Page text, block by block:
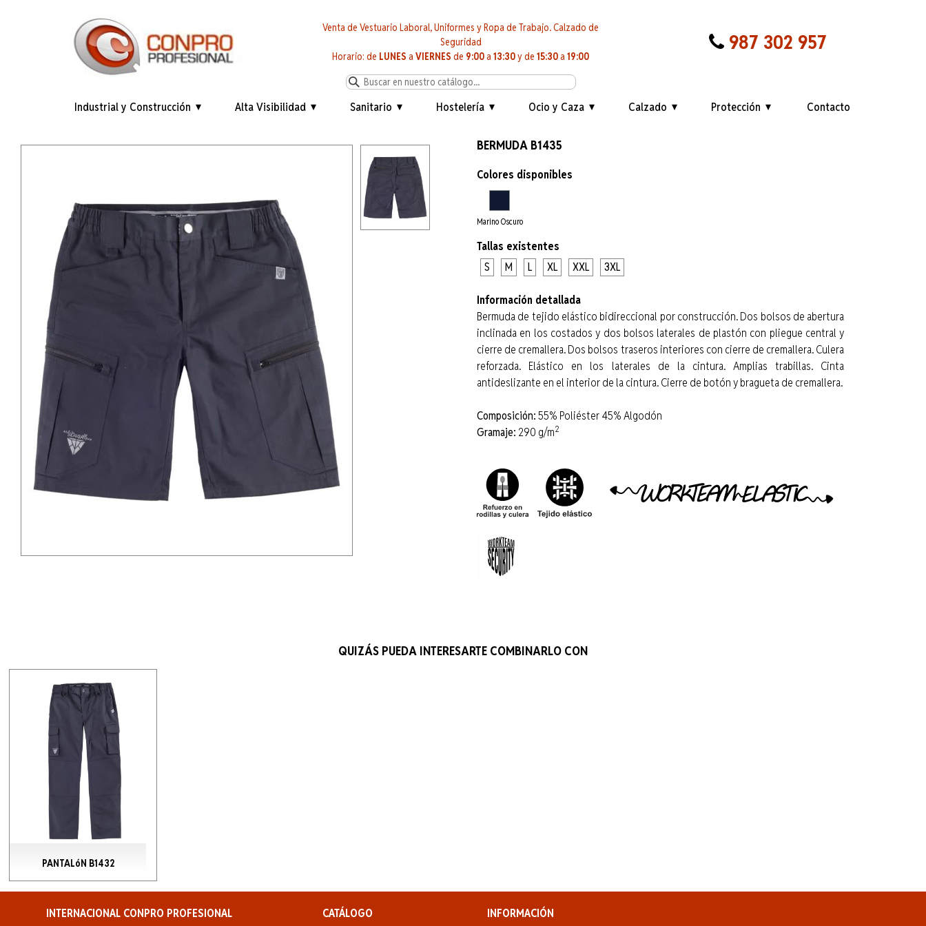
Venta de Vestuario Laboral, Uniformes y Ropa de Trabajo. Calzado de
Seguridad
Horario: de LUNESaVIERNESde 9:00a13:30y de15:30a19:00
987 302 957
Industrial y Construcción Alta Visibilidad Sanitario Hostelería Ocio y Caza Calzado Protección Contacto
BERMUDA B1435
Colores disponibles
Marino Oscuro
Tallas existentes
S
M L XL XXL 3XL
Información detallada
Bermuda de tejido elástico bidireccional por construcción. Dos bolsos de abertura
inclinada en los costados y dos bolsos laterales de plastón con pliegue central y
cierre de cremallera. Dos bolsos traseros interiores con cierre de cremallera. Culera
reforzada. Elástico en los laterales de la cintura. Amplias trabillas. Cinta
antideslizante en el interior de la cintura. Cierre de botón y bragueta de cremallera.
Composición:55% Poliéster 45% Algodón
Gramaje: 290 g/m2
QUIZÁS PUEDA INTERESARTE COMBINARLO CON
PANTALóN B1432
INTERNACIONAL CONPRO PROFESIONAL CATÁLOGO INFORMACIÓN